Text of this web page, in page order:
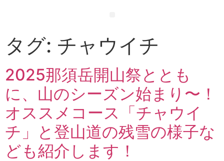
タグ: チャウイチ
2025那須岳開山祭ととも
に、山のシーズン始まり〜！
オススメコース「チャウイ
チ」と登山道の残雪の様子な
ども紹介します！